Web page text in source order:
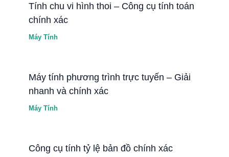
Tính chu vi hình thoi – Công cụ tính toán
chính xác
Máy Tính
Máy tính phương trình trực tuyến – Giải
nhanh và chính xác
Máy Tính
Công cụ tính tỷ lệ bản đồ chính xác